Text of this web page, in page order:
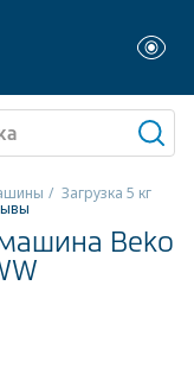
Загрузка 5 кг
Beko